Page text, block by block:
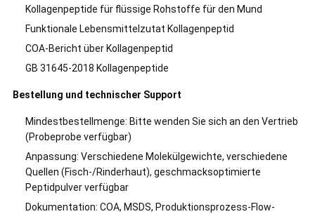
Kollagenpeptide für flüssige Rohstoffe für den Mund
Funktionale Lebensmittelzutat Kollagenpeptid
COA-Bericht über Kollagenpeptid
GB 31645-2018 Kollagenpeptide
Bestellung und technischer Support
Mindestbestellmenge: Bitte wenden Sie sich an den Vertrieb
(Probeprobe verfügbar)
Anpassung: Verschiedene Molekülgewichte, verschiedene
Quellen (Fisch-/Rinderhaut), geschmacksoptimierte
Peptidpulver verfügbar
Dokumentation: COA, MSDS, Produktionsprozess-Flow-